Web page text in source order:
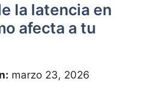
la latencia en
afecta a tu
marzo 23, 2026